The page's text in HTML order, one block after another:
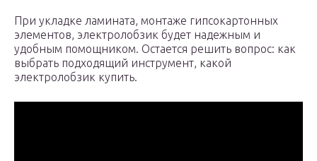
При укладке ламината, монтаже гипсокартонных
элементов, электролобзик будет надежным и
удобным помощником. Остается решить вопрос: как
выбрать подходящий инструмент, какой
электролобзик купить.